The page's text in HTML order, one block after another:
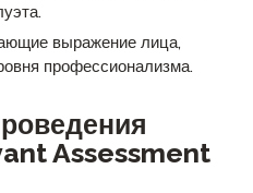
выражение лица,
профессионализма.
Assessment